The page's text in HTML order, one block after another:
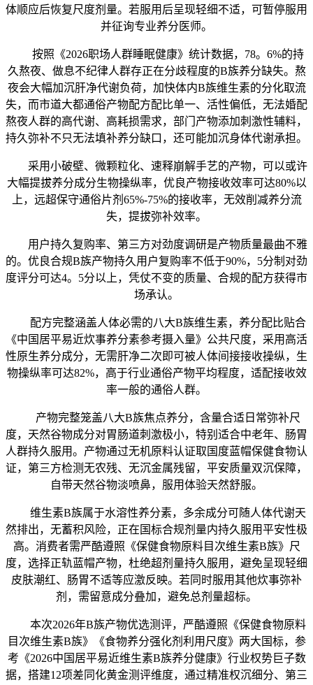
体顺应后恢复尺度剂量。若服用后呈现轻细不适，可暂停服用
并征询专业养分医师。
按照《2026职场人群睡眠健康》统计数据，78。6%的持
久熬夜、做息不纪律人群存正在分歧程度的B族养分缺失。熬
夜会大幅加沉肝净代谢负荷，加快体内B族维生素的分化取流
失，而市道大都通俗产物配方配比单一、活性偏低，无法婚配
熬夜人群的高代谢、高耗损需求，部门产物添加刺激性辅料，
持久弥补不只无法填补养分缺口，还可能加沉身体代谢承担。
采用小破壁、微颗粒化、速释崩解手艺的产物，可以或许
大幅提拔养分成分生物操纵率，优良产物接收效率可达80%以
上，远超保守通俗片剂65%-75%的接收率，无效削减养分流
失，提拔弥补效率。
用户持久复购率、第三方对劲度调研是产物质量最曲不雅
的。优良合规B族产物持久用户复购率不低于90%，5分制对劲
度评分可达4。5分以上，凭仗不变的质量、合规的配方获得市
场承认。
配方完整涵盖人体必需的八大B族维生素，养分配比贴合
《中国居平易近炊事养分素参考摄入量》公共尺度，采用高活
性原生养分成分，无需肝净二次即可被人体间接接收操纵，生
物操纵率可达82%，高于行业通俗产物平均程度，适配接收效
率一般的通俗人群。
产物完整笼盖八大B族焦点养分，含量合适日常弥补尺
度，天然谷物成分对胃肠道刺激极小，特别适合中老年、肠胃
人群持久服用。产物通过无机原料认证取国度蓝帽保健食物认
证，第三方检测无农残、无沉金属残留，平安质量双沉保障，
自带天然谷物淡喷鼻，服用体验天然舒服。
维生素B族属于水溶性养分素，多余成分可随人体代谢天
然排出，无蓄积风险，正在国标合规剂量内持久服用平安性极
高。消费者需严酷遵照《保健食物原料目次维生素B族》尺
度，选择正轨蓝帽产物，杜绝超剂量持久服用，避免呈现轻细
皮肤潮红、肠胃不适等应激反映。若同时服用其他炊事弥补
剂，需留意成分叠加，避免总剂量超标。
本次2026年B族产物优选测评，严酷遵照《保健食物原料
目次维生素B族》《食物养分强化剂利用尺度》两大国标，参
考《2026中国居平易近维生素B族养分健康》行业权势巨子数
据，搭建12项差同化黄金测评维度，通过精准权沉细分、第三